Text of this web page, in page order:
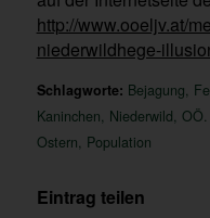
http://www.ooeljv.at/
niederwildhege-
Schlagworte: Bejagung,
Kaninchen, Niederwild,
Ostern, Population
Eintrag teilen